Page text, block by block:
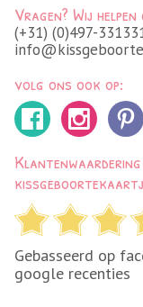
Vragen? Wij
(+31) (0)497-
volg ons ook op:
Klantenwaardering
Gebasseerd op
google recenties